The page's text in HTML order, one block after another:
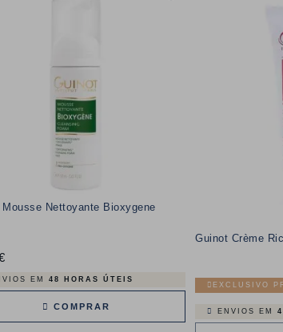
Mousse Nettoyante Bioxygene
Preço
EM 48 HORAS ÚTEIS
COMPRAR
Guinot Crème
EXCLUSIVO
ENVIOS EM